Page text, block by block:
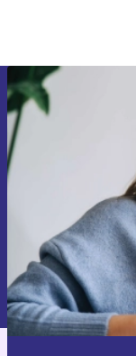
Informacje na
naszej
Polityce